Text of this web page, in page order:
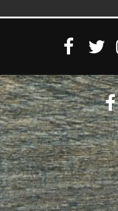
Witaly S.r.l. © 2011-2023 All
è registrata presso il Tribunale